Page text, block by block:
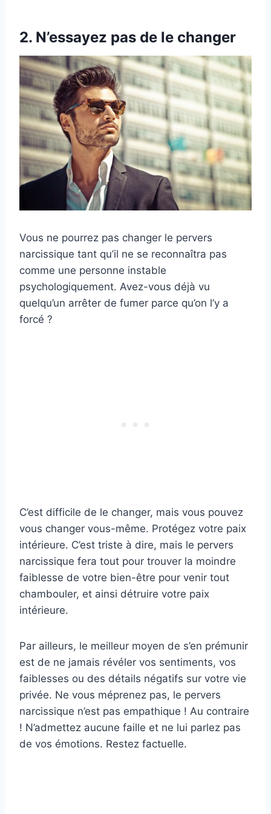
2. N’essayez pas de le changer
Vous ne pourrez pas changer le pervers
narcissique tant qu’il ne se reconnaîtra pas
comme une personne instable
psychologiquement. Avez-vous déjà vu
quelqu’un arrêter de fumer parce qu’on l’y a
forcé ?
C’est difficile de le changer, mais vous pouvez
vous changer vous-même. Protégez votre paix
intérieure. C’est triste à dire, mais le pervers
narcissique fera tout pour trouver la moindre
faiblesse de votre bien-être pour venir tout
chambouler, et ainsi détruire votre paix
intérieure.
Par ailleurs, le meilleur moyen de s’en prémunir
est de ne jamais révéler vos sentiments, vos
faiblesses ou des détails négatifs sur votre vie
privée. Ne vous méprenez pas, le pervers
narcissique n’est pas empathique ! Au contraire
! N’admettez aucune faille et ne lui parlez pas
de vos émotions. Restez factuelle.